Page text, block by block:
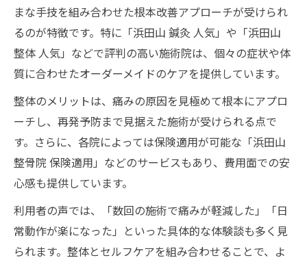
まな手技を組み合わせた根本改善アプローチが受けられ
るのが特徴です。特に「浜田山 鍼灸 人気」や「浜田山
整体 人気」などで評判の高い施術院は、個々の症状や体
質に合わせたオーダーメイドのケアを提供しています。
整体のメリットは、痛みの原因を見極めて根本にアプロ
ーチし、再発予防まで見据えた施術が受けられる点で
す。さらに、各院によっては保険適用が可能な「浜田山
整骨院 保険適用」などのサービスもあり、費用面での安
心感も提供しています。
利用者の声では、「数回の施術で痛みが軽減した」「日
常動作が楽になった」といった具体的な体験談も多く見
られます。整体とセルフケアを組み合わせることで、よ